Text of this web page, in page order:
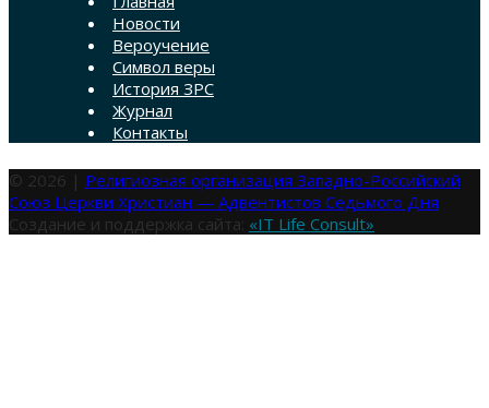
Новости
Вероучение
Символ веры
История ЗРС
Журнал
Контакты
© 2026 | Религиозная организация Западно-Российский
Союз Церкви Христиан — Адвентистов Седьмого Дня
Создание и поддержка сайта: «IT Life Consult»